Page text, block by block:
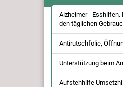
Alzheimer -
den täglichen
Antirutschfolie,
Unterstützung beim
Aufstehhilfe